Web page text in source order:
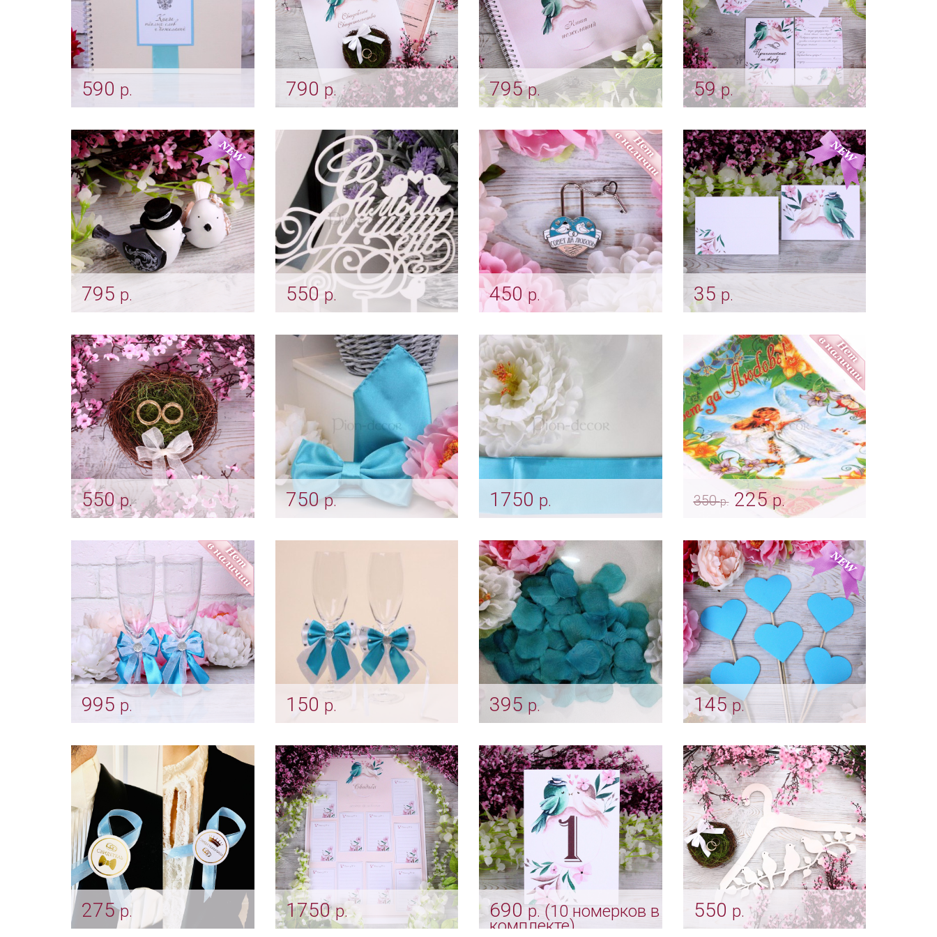
590 р.
"Нежный тиффани"
Арт: alb_0008
790р.
"Пташки" - новый формат
свидетельства А4
Арт: pap_0015
795р.
свадьбу "Пташки"
Арт: alb_0050
59р.
"Пташки"
Арт: card_0010
795 р.
торта «Пташки»
Арт: trt_0192
550 р.
Арт: trt_0257
450р.
Арт: shtu_0009
35 р.
"Пташки"
Арт: card_0043
550р.
обручальных колечек
Арт: pod_0217
750р.
платочек «Бирюза»
1750 р.
«Нежно бирюзовый»
Арт: mel_0177
350р. 225р.
Арт: rush_0058
995 р.
на свадьбу
Арт: bok_0054
150 р.
свадебные бокалы
Арт: bok_0142
395 р.
роз (300 шт.)
Арт: kor_0081
145 р.
фото
Арт: fot_0068
275р. 1750р. 690р. (10 номерков в
комплекте)
550 р.